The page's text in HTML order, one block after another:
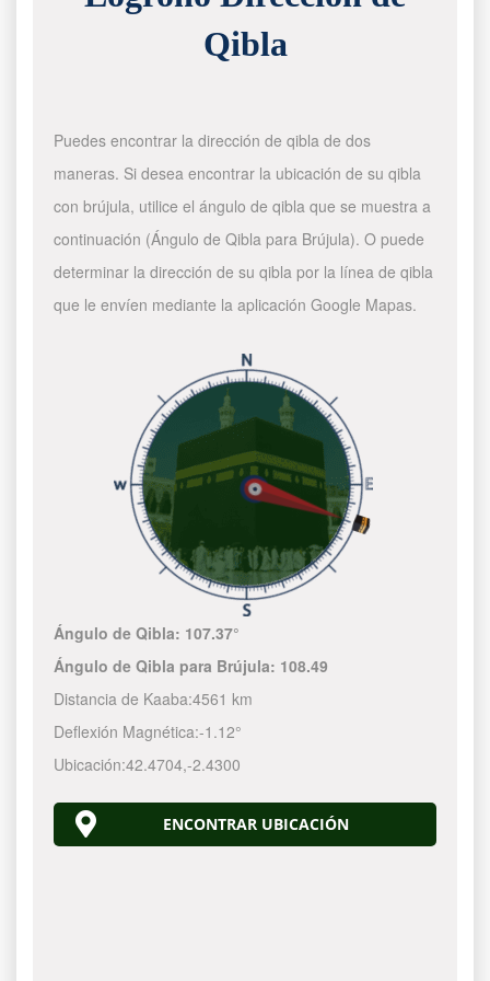
Qibla
Puedes encontrar la dirección de qibla de dos
maneras. Si desea encontrar la ubicación de su qibla
con brújula, utilice el ángulo de qibla que se muestra a
continuación (Ángulo de Qibla para Brújula). O puede
determinar la dirección de su qibla por la línea de qibla
que le envíen mediante la aplicación Google Mapas.
Ángulo de Qibla: 107.37°
Ángulo de Qibla para Brújula: 108.49
Distancia de Kaaba:4561 km
Deflexión Magnética:-1.12°
Ubicación:42.4704,-2.4300
ENCONTRAR UBICACIÓN